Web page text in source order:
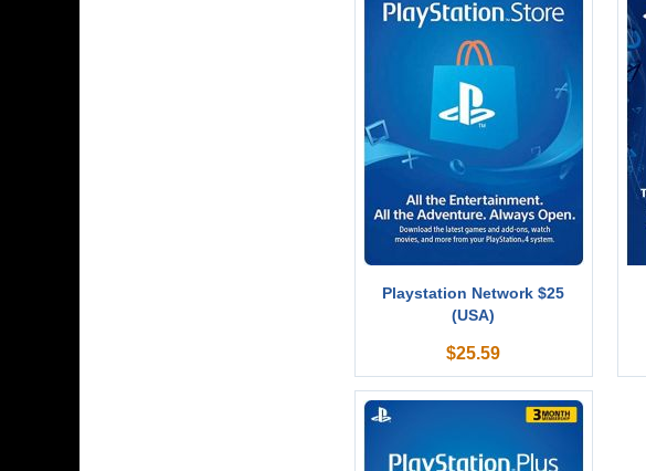
Playstation Network $25
(USA)
$25.59